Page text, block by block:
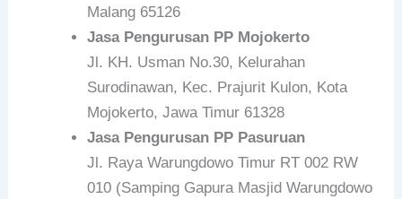
Malang 65126
Jasa Pengurusan PP Mojokerto
Jl. KH. Usman No.30, Kelurahan
Surodinawan, Kec. Prajurit Kulon, Kota
Mojokerto, Jawa Timur 61328
Jasa Pengurusan PP Pasuruan
Jl. Raya Warungdowo Timur RT 002 RW
010 (Samping Gapura Masjid Warungdowo